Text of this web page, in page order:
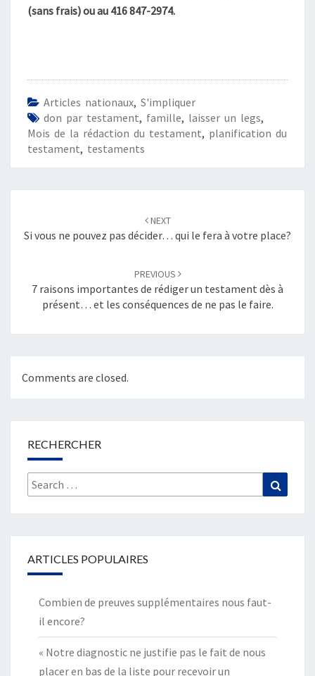
(sans frais) ou au 416 847-2974.
Articles nationaux, S'impliquer
don par testament, famille, laisser un legs,
Mois de la rédaction du testament, planification du
testament, testaments
NEXT
Si vous ne pouvez pas décider… qui le fera à votre place?
PREVIOUS
7 raisons importantes de rédiger un testament dès à
présent… et les conséquences de ne pas le faire.
Comments are closed.
RECHERCHER
Search
for:
ARTICLES POPULAIRES
Combien de preuves supplémentaires nous faut-
il encore?
« Notre diagnostic ne justifie pas le fait de nous
placer en bas de la liste pour recevoir un